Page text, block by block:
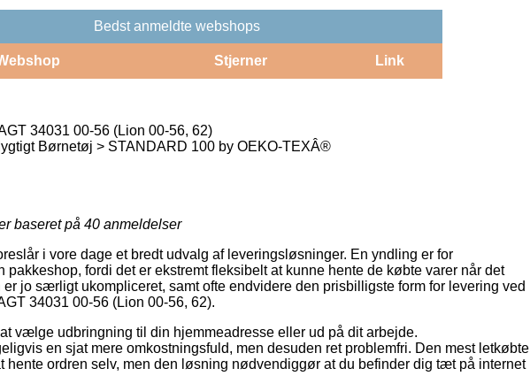
Bedst anmeldte webshops
Stjerner Link
34031 00-56 (Lion 00-56, 62)
Børnetøj > STANDARD 100 by OEKO-TEXÂ®
baseret på 40 anmeldelser
i vore dage et bredt udvalg af leveringsløsninger. En yndling er for
fordi det er ekstremt fleksibelt at kunne hente de købte varer når det
jo særligt ukompliceret, samt ofte endvidere den prisbilligste form for levering ved
34031 00-56 (Lion 00-56, 62).
vælge udbringning til din hjemmeadresse eller ud på dit arbejde.
en sjat mere omkostningsfuld, men desuden ret problemfri. Den mest letkøbte
hente ordren selv, men den løsning nødvendiggør at du befinder dig tæt på internet